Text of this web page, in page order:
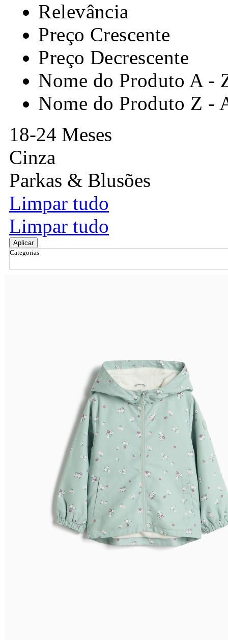
Relevância
Preço Crescente
Preço Decrescente
Nome do Produto A -
Nome do Produto Z -
18-24 Meses
Cinza
Parkas & Blusões
Limpar tudo
Limpar tudo
Aplicar
Categorias